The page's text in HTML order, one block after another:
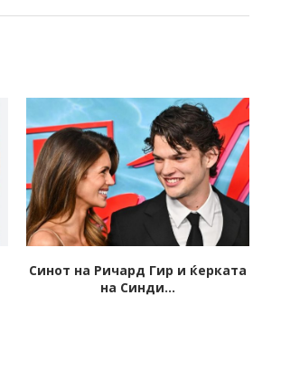
Кој е побогат, Здравко Чолиќ
или Дино Мерлин?